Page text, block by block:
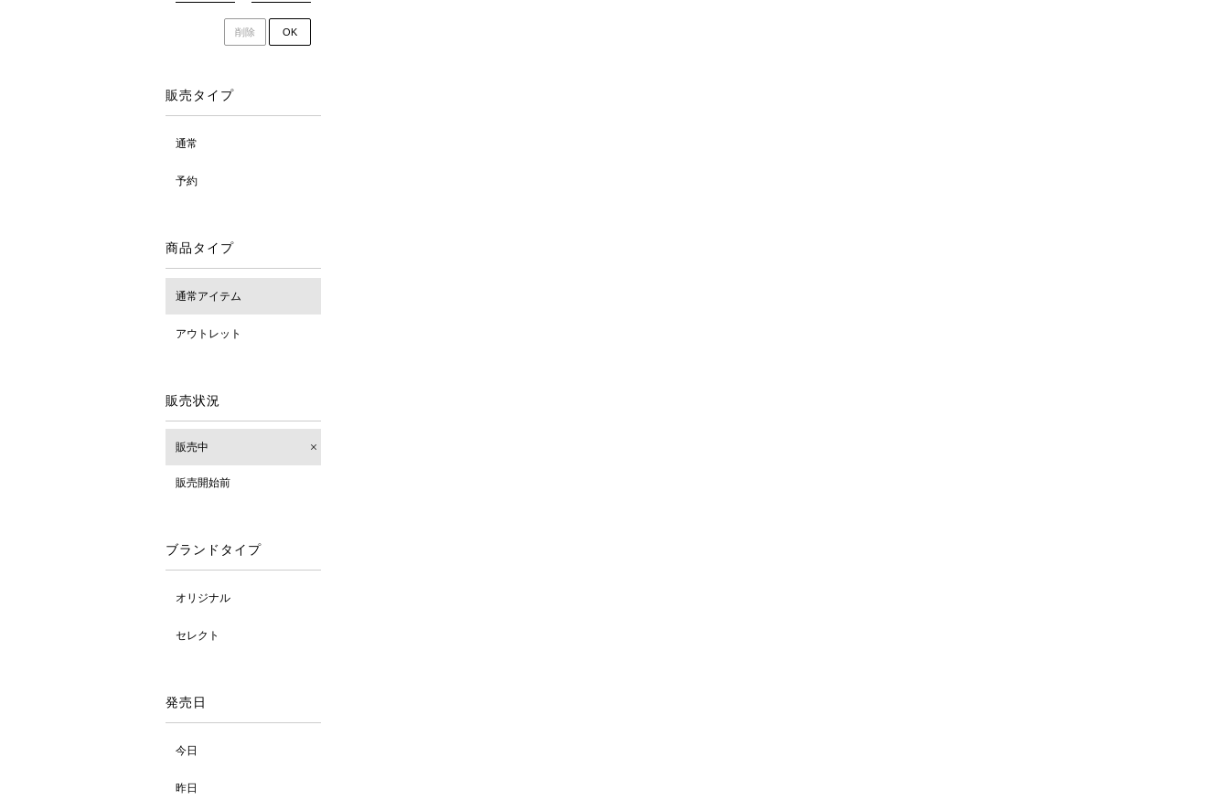
削除 OK
販売タイプ
通常
予約
商品タイプ
通常アイテム
アウトレット
販売状況
販売中
販売開始前
ブランドタイプ
オリジナル
セレクト
発売日
今日
昨日